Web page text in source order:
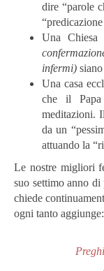
dire “parole
Una Chiesa
infermi)
Una casa
che il Papa
meditazioni.
da un
attuando la
Le nostre migliori
suo settimo anno
chiede
ogni tanto aggiunge: